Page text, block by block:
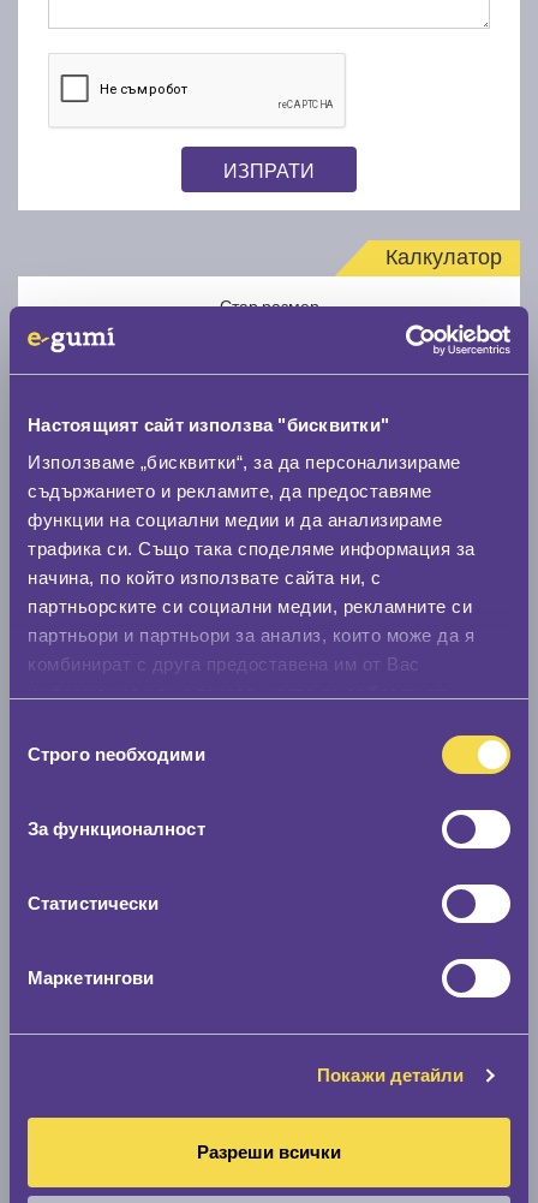
Настоящият сайт използва "бисквитки"
Използваме „бисквитки“, за да персонализираме
съдържанието и рекламите, да предоставяме
функции на социални медии и да анализираме
трафика си. Също така споделяме информация за
начина, по който използвате сайта ни, с
партньорските си социални медии, рекламните си
партньори и партньори за анализ, които може да я
комбинират с друга предоставена им от Вас
наСтрого nеобходими
За функционалност
Статистически
Маркетингови
Покажи детайли
Разреши всички
ИЗПРАТИ
Калкулатор
Стар размер
Нов размер
Стар размер
Скоростомер при 100
По марка автомобил